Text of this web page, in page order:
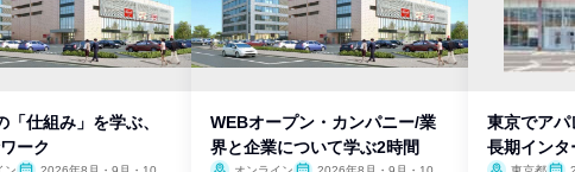
「仕組み」を学ぶ、
ーク
WEBオープン・カンパニー/業
界と企業について学ぶ2時間
東京でアパ
長期インタ